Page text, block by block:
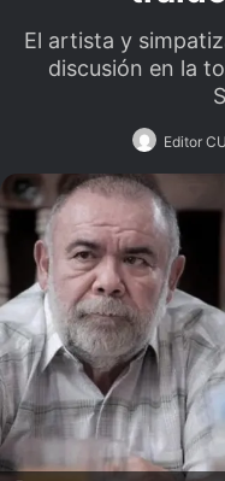
El artista y
discusión en la
Editor